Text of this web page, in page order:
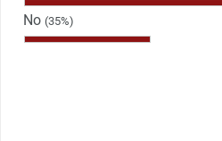
No (35%)